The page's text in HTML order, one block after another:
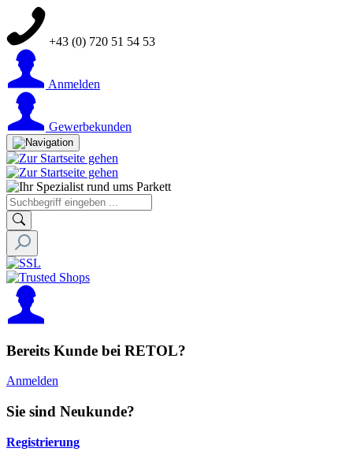
+43 (0) 720 51 54 53
Anmelden
Gewerbekunden
Bereits Kunde bei RETOL?
Anmelden
Sie sind Neukunde?
Registrierung